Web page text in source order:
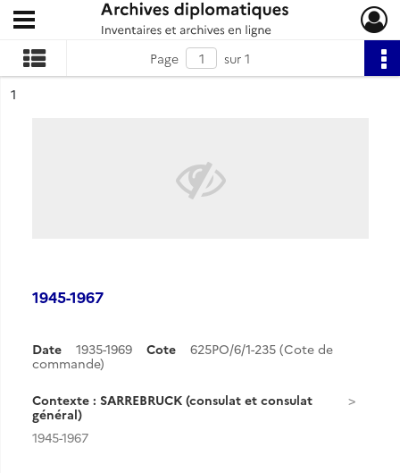
Archives diplomatiques
Ouvrir le menu déroulant
Page
sur 1
n°
1
1945-1967
Date 1935-1969 Cote
625PO/6/1-235 (Cote de
commande)
Contexte : SARREBRUCK (consulat et consulat
général)
1945-1967